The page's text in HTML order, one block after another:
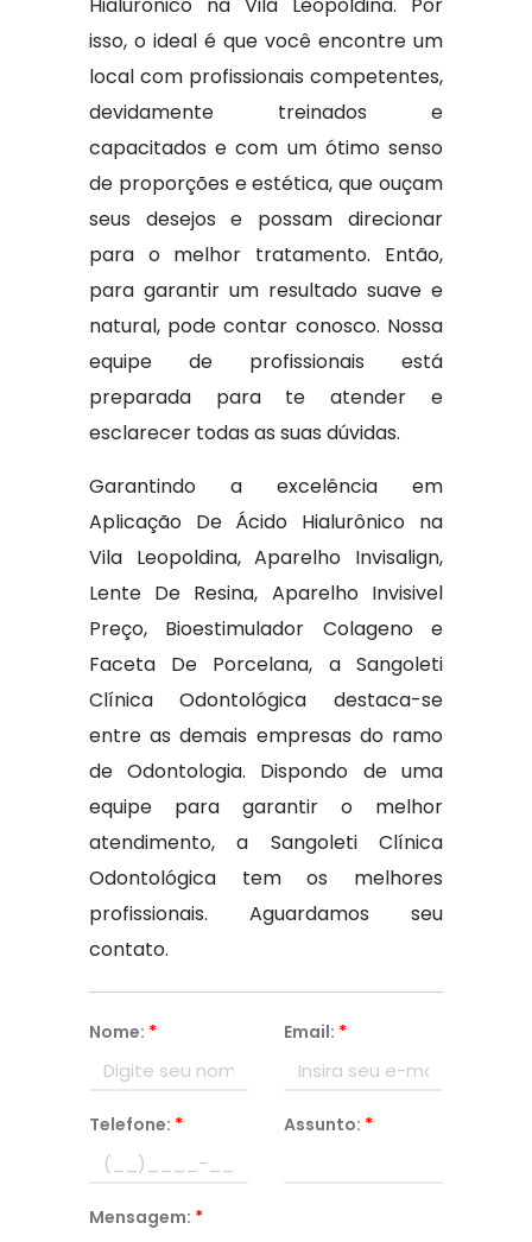
isso, o ideal é que você encontre um
local com profissionais competentes,
devidamente treinados e
capacitados e com um ótimo senso
de proporções e estética, que ouçam
seus desejos e possam direcionar
para o melhor tratamento. Então,
para garantir um resultado suave e
natural, pode contar conosco. Nossa
equipe de profissionais está
preparada para te atender e
esclarecer todas as suas dúvidas.
Garantindo a excelência em
Aplicação De Ácido Hialurônico na
Vila Leopoldina, Aparelho Invisalign,
Lente De Resina, Aparelho Invisivel
Preço, Bioestimulador Colageno e
Faceta De Porcelana, a Sangoleti
Clínica Odontológica destaca-se
entre as demais empresas do ramo
de Odontologia. Dispondo de uma
equipe para garantir o melhor
atendimento, a Sangoleti Clínica
Odontológica tem os melhores
profissionais. Aguardamos seu
contato.
Nome: * Email: *
Telefone: * Assunto: *
Mensagem: *